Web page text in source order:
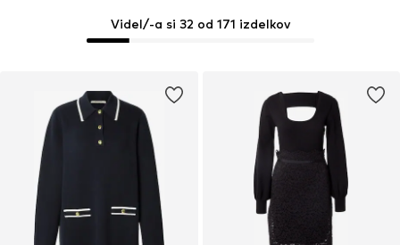
Videl/-a si 32 od 171 izdelkov